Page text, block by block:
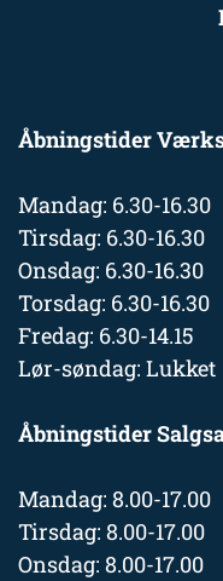
Åbningstider
Mandag: 6.30-16.30
Tirsdag: 6.30-16.30
Onsdag: 6.30-16.30
Torsdag: 6.30-16.30
Fredag: 6.30-14.15
Lør-søndag: Lukket
Åbningstider
Mandag: 8.00-17.00
Tirsdag: 8.00-17.00
Onsdag: 8.00-17.00